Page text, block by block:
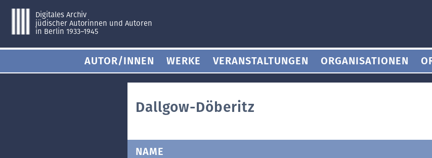
Digitales Archiv
jüdischer Autorinnen und Autoren
in Berlin 1933–1945
AUTOR/INNEN WERKE VERANSTALTUNGEN ORGANISATIONEN
Dallgow-Döberitz
NAME